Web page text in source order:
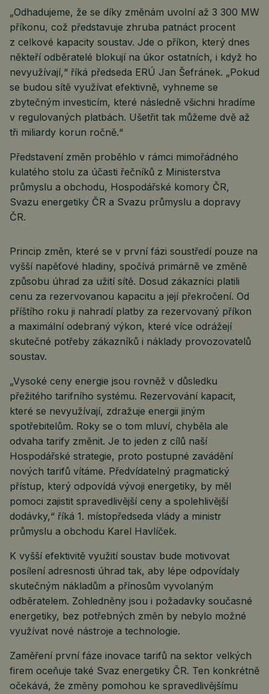
„Odhadujeme, že se díky změnám uvolní až 3 300 MW
příkonu, což představuje zhruba patnáct procent
z celkové kapacity soustav. Jde o příkon, který dnes
někteří odběratelé blokují na úkor ostatních, i když ho
nevyužívají,“ říká předseda ERÚ Jan Šefránek. „Pokud
se budou sítě využívat efektivně, vyhneme se
zbytečným investicím, které následně všichni hradíme
v regulovaných platbách. Ušetřit tak můžeme dvě až
tři miliardy korun ročně.“
Představení změn proběhlo v rámci mimořádného
kulatého stolu za účasti řečníků z Ministerstva
průmyslu a obchodu, Hospodářské komory ČR,
Svazu energetiky ČR a Svazu průmyslu a dopravy
ČR.
Princip změn, které se v první fázi soustředí pouze na
vyšší napěťové hladiny, spočívá primárně ve změně
způsobu úhrad za užití sítě. Dosud zákazníci platili
cenu za rezervovanou kapacitu a její překročení. Od
příštího roku ji nahradí platby za rezervovaný příkon
a maximální odebraný výkon, které více odrážejí
skutečné potřeby zákazníků i náklady provozovatelů
soustav.
„Vysoké ceny energie jsou rovněž v důsledku
přežitého tarifního systému. Rezervování kapacit,
které se nevyužívají, zdražuje energii jiným
spotřebitelům. Roky se o tom mluví, chyběla ale
odvaha tarify změnit. Je to jeden z cílů naší
Hospodářské strategie, proto postupné zavádění
nových tarifů vítáme. Předvídatelný pragmatický
přístup, který odpovídá vývoji energetiky, by měl
pomoci zajistit spravedlivější ceny a spolehlivější
dodávky,“ říká 1. místopředseda vlády a ministr
průmyslu a obchodu Karel Havlíček.
K vyšší efektivitě využití soustav bude motivovat
posílení adresnosti úhrad tak, aby lépe odpovídaly
skutečným nákladům a přínosům vyvolaným
odběratelem. Zohledněny jsou i požadavky současné
energetiky, bez potřebných změn by nebylo možné
využívat nové nástroje a technologie.
Zaměření první fáze inovace tarifů na sektor velkých
firem oceňuje také Svaz energetiky ČR. Ten konkrétně
očekává, že změny pomohou ke spravedlivějšímu